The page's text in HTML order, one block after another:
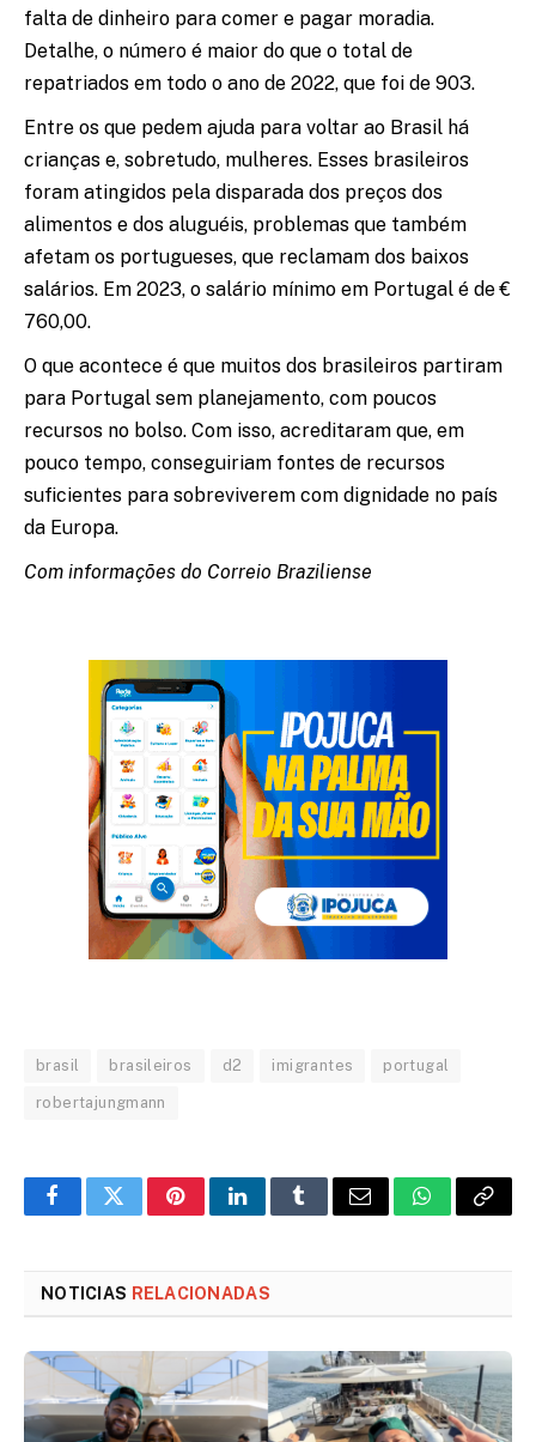
falta de dinheiro para comer e pagar moradia.
Detalhe, o número é maior do que o total de
repatriados em todo o ano de 2022, que foi de 903.
Entre os que pedem ajuda para voltar ao Brasil há
crianças e, sobretudo, mulheres. Esses brasileiros
foram atingidos pela disparada dos preços dos
alimentos e dos aluguéis, problemas que também
afetam os portugueses, que reclamam dos baixos
salários. Em 2023, o salário mínimo em Portugal é de €
760,00.
O que acontece é que muitos dos brasileiros partiram
para Portugal sem planejamento, com poucos
recursos no bolso. Com isso, acreditaram que, em
pouco tempo, conseguiriam fontes de recursos
suficientes para sobreviverem com dignidade no país
da Europa.
Com informações do Correio Braziliense
brasil brasileiros d2 imigrantes portugal
robertajungmann
FacebookTwitterPinterestLinkedInTumblrEmail WhatsApp
Copy
NOTICIAS RELACIONADAS